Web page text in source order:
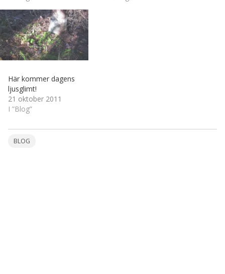
Här kommer dagens
ljusglimt!
21 oktober 2011
I ”Blog”
BLOG